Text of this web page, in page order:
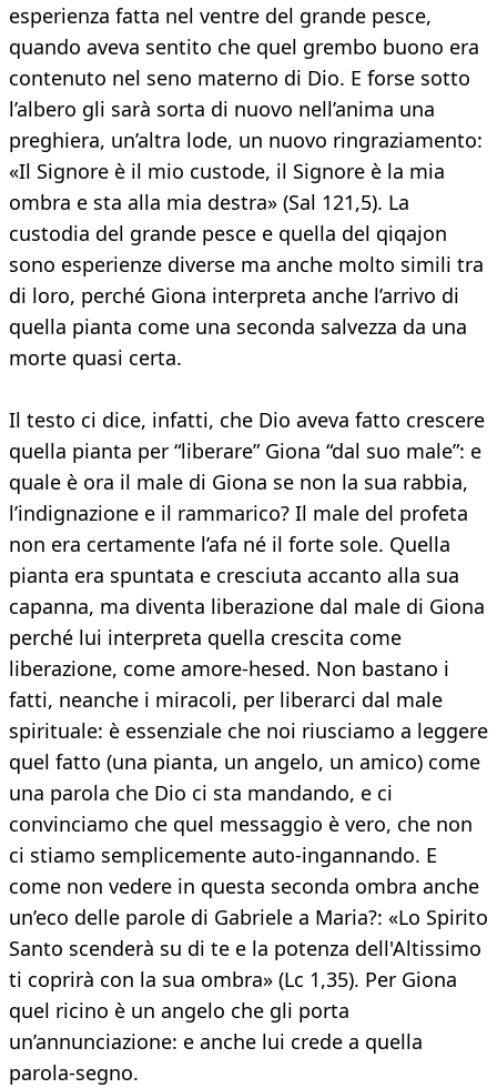
esperienza fatta nel ventre del grande pesce,
quando aveva sentito che quel grembo buono era
contenuto nel seno materno di Dio. E forse sotto
l’albero gli sarà sorta di nuovo nell’anima una
preghiera, un’altra lode, un nuovo ringraziamento:
«Il Signore è il mio custode, il Signore è la mia
ombra e sta alla mia destra» (Sal 121,5). La
custodia del grande pesce e quella del qiqajon
sono esperienze diverse ma anche molto simili tra
di loro, perché Giona interpreta anche l’arrivo di
quella pianta come una seconda salvezza da una
morte quasi certa.
Il testo ci dice, infatti, che Dio aveva fatto crescere
quella pianta per “liberare” Giona “dal suo male”: e
quale è ora il male di Giona se non la sua rabbia,
l’indignazione e il rammarico? Il male del profeta
non era certamente l’afa né il forte sole. Quella
pianta era spuntata e cresciuta accanto alla sua
capanna, ma diventa liberazione dal male di Giona
perché lui interpreta quella crescita come
liberazione, come amore-hesed. Non bastano i
fatti, neanche i miracoli, per liberarci dal male
spirituale: è essenziale che noi riusciamo a leggere
quel fatto (una pianta, un angelo, un amico) come
una parola che Dio ci sta mandando, e ci
convinciamo che quel messaggio è vero, che non
ci stiamo semplicemente auto-ingannando. E
come non vedere in questa seconda ombra anche
un’eco delle parole di Gabriele a Maria?: «Lo Spirito
Santo scenderà su di te e la potenza dell'Altissimo
ti coprirà con la sua ombra» (Lc 1,35). Per Giona
quel ricino è un angelo che gli porta
un’annunciazione: e anche lui crede a quella
parola-segno.